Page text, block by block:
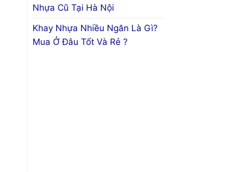
Nhựa Cũ Tại Hà Nội
Khay Nhựa Nhiều Ngăn Là Gì?
Mua Ở Đâu Tốt Và Rẻ ?